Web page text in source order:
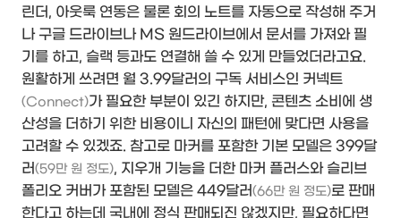
린더, 아웃룩 연동은 물론 회의 노트를 자동으로 작성해 주거
나 구글 드라이브나 MS 원드라이브에서 문서를 가져와 필
기를 하고, 슬랙 등과도 연결해 쓸 수 있게 만들었더라고요.
원활하게 쓰려면 월 3.99달러의 구독 서비스인 커넥트
(Connect)가 필요한 부분이 있긴 하지만, 콘텐츠 소비에 생
산성을 더하기 위한 비용이니 자신의 패턴에 맞다면 사용을
고려할 수 있겠죠. 참고로 마커를 포함한 기본 모델은 399달
러(59만 원 정도), 지우개 기능을 더한 마커 플러스와 슬리브
폴리오 커버가 포함된 모델은 449달러(66만 원 정도)로 판매
한다고 하는데 국내에 정식 판매되진 않겠지만, 필요하다면